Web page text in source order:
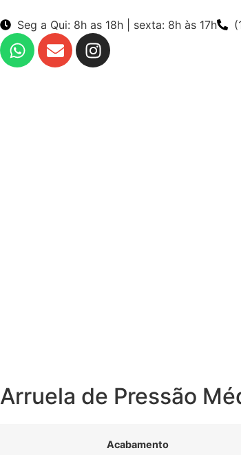
Seg a Qui: 8h as 18h | sexta: 8h às 17h
Arruela de Pressão
Acabamento